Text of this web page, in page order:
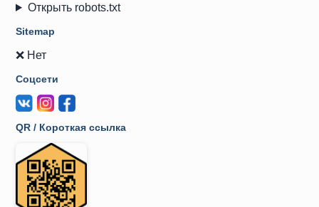
Открыть robots.txt
Sitemap
❌ Нет
Соцсети
QR / Короткая ссылка